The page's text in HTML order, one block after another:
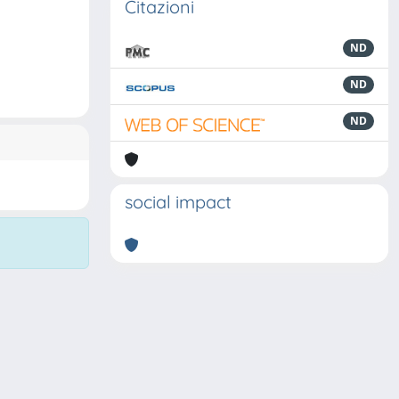
Citazioni
ND
ND
ND
social impact